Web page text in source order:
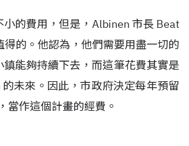
小的費用，但是，Albinen 市長 Beat
得的。他認為，他們需要用盡一切的
鎮能夠持續下去，而這筆花費其實是
未來。因此，市政府決定每年預留
作這個計畫的經費。